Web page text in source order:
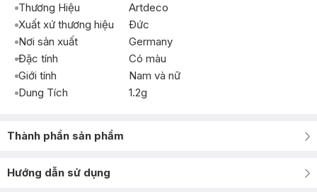
Thương Hiệu
Artdeco
Xuất xứ thương hiệu
Ðức
Nơi sản xuất
Germany
Đặc tính
Có màu
Giới tính
Nam và nữ
Dung Tích
1.2g
Thành phần sản phẩm
Hướng dẫn sử dụng